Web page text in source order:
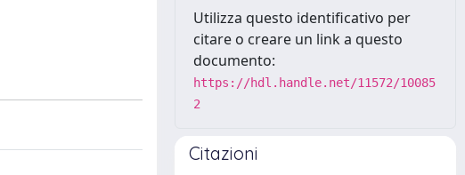
Utilizza questo identificativo per
citare o creare un link a questo
documento:
https://hdl.handle.net/11572/10085
2
Citazioni